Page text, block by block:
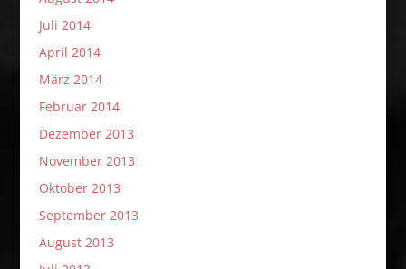
Juli 2014
April 2014
März 2014
Februar 2014
Dezember 2013
November 2013
Oktober 2013
September 2013
August 2013